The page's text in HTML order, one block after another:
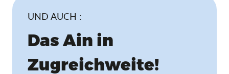
UND AUCH :
Das Ain in
Zugreichweite!